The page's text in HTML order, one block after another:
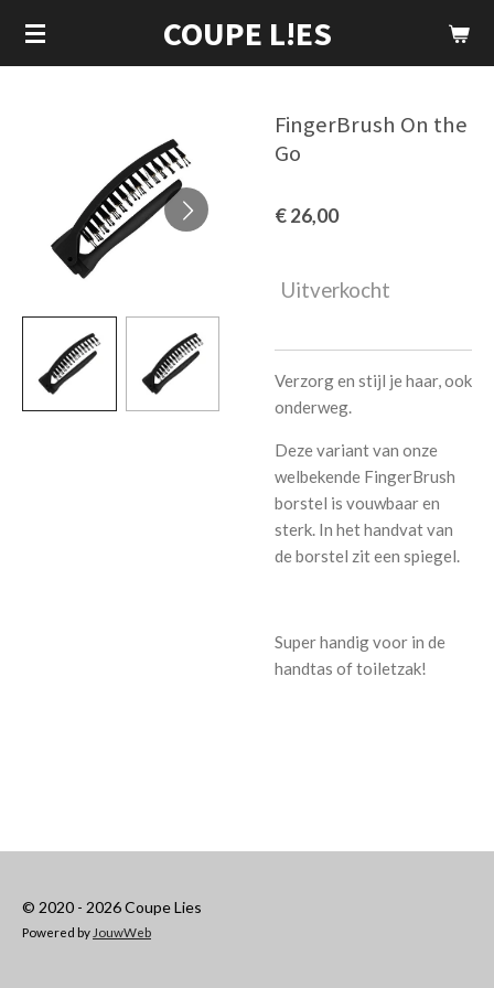
Ga
direct
COUPE L!ES
FingerBrush On the
Go
€ 26,00
Uitverkocht
Verzorg en stijl je haar, ook
onderweg.
Deze variant van onze
welbekende FingerBrush
borstel is vouwbaar en
sterk. In het handvat van
de borstel zit een spiegel.
Super handig voor in de
handtas of toiletzak!
© 2020 - 2026 Coupe Lies
Powered by JouwWeb